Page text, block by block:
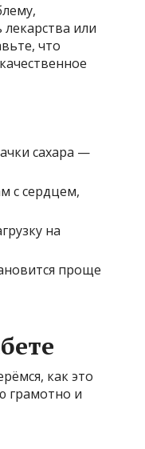
или
что
сахара —
с сердцем,
на
проще
как это
грамотно и